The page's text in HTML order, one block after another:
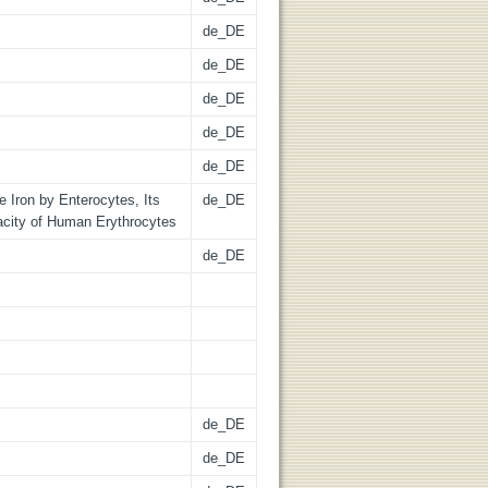
de_DE
de_DE
de_DE
de_DE
de_DE
Iron by Enterocytes, Its
of Human Erythrocytes
de_DE
de_DE
de_DE
de_DE